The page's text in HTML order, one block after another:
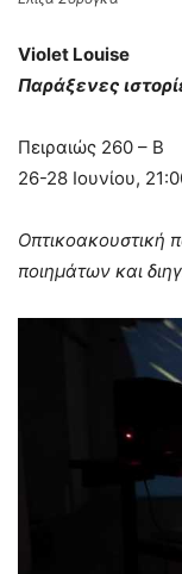
Violet Louise
Παράξενες
Πειραιώς 260 – Β
26-28 Ιουνίου,
Oπτικοακουστική
ποιημάτων και